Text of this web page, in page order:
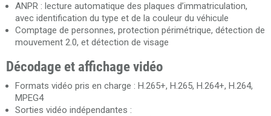
ANPR : lecture automatique des plaques d’immatriculation,
avec identification du type et de la couleur du véhicule
Comptage de personnes, protection périmétrique, détection de
mouvement 2.0, et détection de visage
Décodage et affichage vidéo
Formats vidéo pris en charge : H.265+, H.265, H.264+, H.264,
MPEG4
Sorties vidéo indépendantes :